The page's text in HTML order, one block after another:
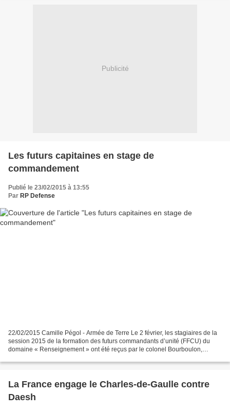
Publicité
Les futurs capitaines en stage de
commandement
Publié le 23/02/2015 à 13:55
Par RP Defense
22/02/2015 Camille Pégol - Armée de Terre Le 2 février, les stagiaires de la
session 2015 de la formation des futurs commandants d’unité (FFCU) du
domaine « Renseignement » ont été reçus par le colonel Bourboulon,
La France engage le Charles-de-Gaulle contre
Daesh